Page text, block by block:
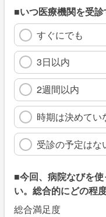
■いつ医療機関を受
すぐにでも
3日以内
2週間以内
時期は決めてい
受診の予定はな
■今回、病院なびを
い。総合的にどの程
総合満足度